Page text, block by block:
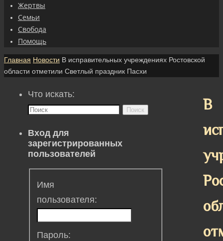
Жертвы
Семьи
Свобода
Помощь
Главная Новости В исправительных учреждениях Ростовской
области отметили Светлый праздник Пасхи
В
Что искать:
Поиск
Вход для
зарегистрированных
пользователей
Имя
пользователя:
Пароль: